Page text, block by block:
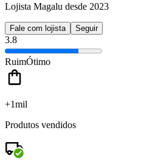
Lojista Magalu desde 2023
Fale com lojista Seguir
3.8
RuimÓtimo
+1mil
Produtos vendidos